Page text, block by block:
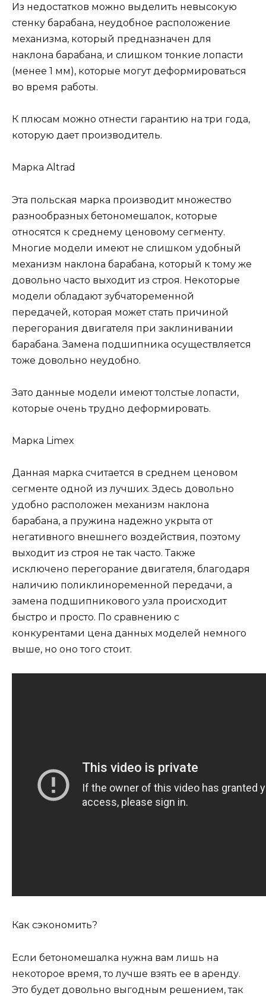
Из недостатков можно выделить невысокую
стенку барабана, неудобное расположение
механизма, который предназначен для
наклона барабана, и слишком тонкие лопасти
(менее 1 мм), которые могут деформироваться
во время работы.
К плюсам можно отнести гарантию на три года,
которую дает производитель.
Марка Altrad
Эта польская марка производит множество
разнообразных бетономешалок, которые
относятся к среднему ценовому сегменту.
Многие модели имеют не слишком удобный
механизм наклона барабана, который к тому же
довольно часто выходит из строя. Некоторые
модели обладают зубчатоременной
передачей, которая может стать причиной
перегорания двигателя при заклинивании
барабана. Замена подшипника осуществляется
тоже довольно неудобно.
Зато данные модели имеют толстые лопасти,
которые очень трудно деформировать.
Марка Limex
Данная марка считается в среднем ценовом
сегменте одной из лучших. Здесь довольно
удобно расположен механизм наклона
барабана, а пружина надежно укрыта от
негативного внешнего воздействия, поэтому
выходит из строя не так часто. Также
исключено перегорание двигателя, благодаря
наличию поликлиноременной передачи, а
замена подшипникового узла происходит
быстро и просто. По сравнению с
конкурентами цена данных моделей немного
выше, но оно того стоит.
Как сэкономить?
Если бетономешалка нужна вам лишь на
некоторое время, то лучше взять ее в аренду.
Это будет довольно выгодным решением, так